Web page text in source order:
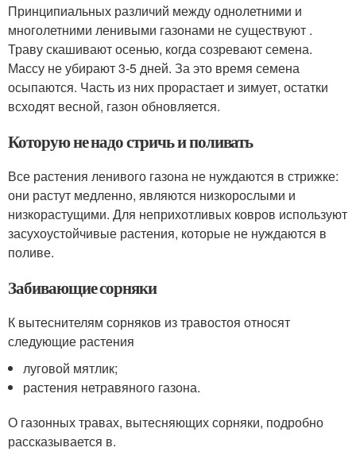
Принципиальных различий между однолетними и
многолетними ленивыми газонами не существуют .
Траву скашивают осенью, когда созревают семена.
Массу не убирают 3-5 дней. За это время семена
осыпаются. Часть из них прорастает и зимует, остатки
всходят весной, газон обновляется.
Которую не надо стричь и поливать
Все растения ленивого газона не нуждаются в стрижке:
они растут медленно, являются низкорослыми и
низкорастущими. Для неприхотливых ковров используют
засухоустойчивые растения, которые не нуждаются в
поливе.
Забивающие сорняки
К вытеснителям сорняков из травостоя относят
следующие растения
луговой мятлик;
растения нетравяного газона.
О газонных травах, вытесняющих сорняки, подробно
рассказывается в.